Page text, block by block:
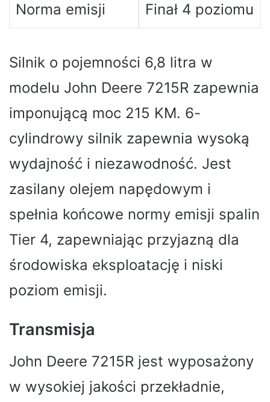
Norma emisji Finał 4 poziomu
Silnik o pojemności 6,8 litra w
modelu John Deere 7215R zapewnia
imponującą moc 215 KM. 6-
cylindrowy silnik zapewnia wysoką
wydajność i niezawodność. Jest
zasilany olejem napędowym i
spełnia końcowe normy emisji spalin
Tier 4, zapewniając przyjazną dla
środowiska eksploatację i niski
poziom emisji.
Transmisja
John Deere 7215R jest wyposażony
w wysokiej jakości przekładnie,